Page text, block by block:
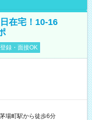
在宅！10-16
録・面接OK
茅場町駅から徒歩6分